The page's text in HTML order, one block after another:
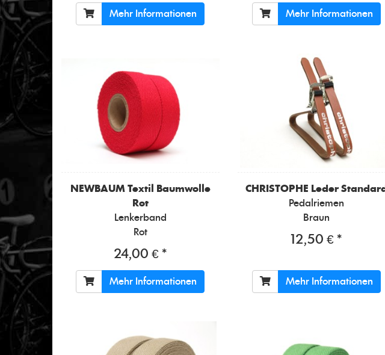
Mehr Informationen Mehr Informationen
NEWBAUM Textil Baumwolle
Rot
Lenkerband
Rot
24,00 € *
Mehr Informationen
CHRISTOPHE Leder Standard
Pedalriemen
Braun
12,50 € *
Mehr Informationen